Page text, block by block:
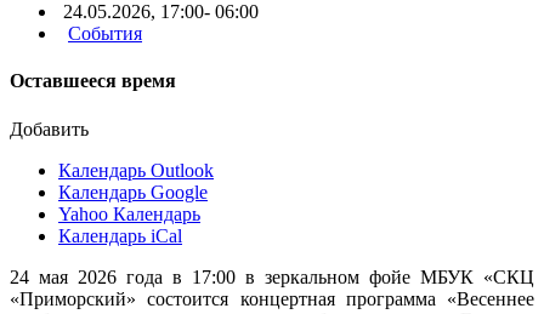
24.05.2026, 17:00- 06:00
События
Оставшееся время
Добавить
Календарь Outlook
Календарь Google
Yahoo Календарь
Календарь iCal
24 мая 2026 года в 17:00 в зеркальном фойе МБУК «СКЦ
«Приморский» состоится концертная программа «Весеннее